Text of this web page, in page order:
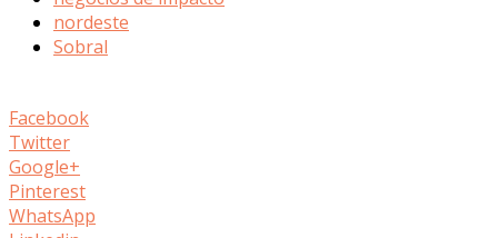
nordeste
Sobral
Facebook
Twitter
Google+
Pinterest
WhatsApp